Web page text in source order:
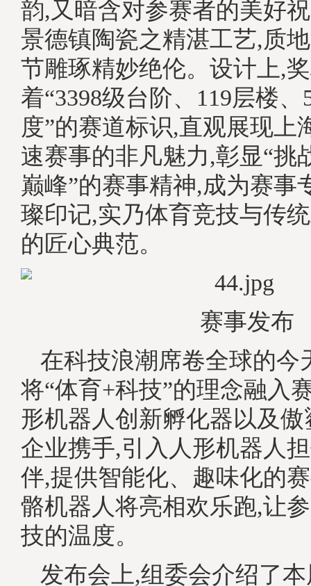
韵,又暗含对参赛者的美好
景德镇陶瓷之精湛工艺,质
节雕琢精妙绝伦。设计上,
着“3398级台阶、119层楼
度”的赛道标识,直观展现上
速赛事的非凡魅力,彰显“挑
巅峰”的赛事精神,成为赛事
璨印记,实乃体育竞技与传
的匠心典范。
赛事发布
在科技浪潮席卷全球的今
将“体育+科技”的理念融入
形机器人创新孵化器以及
企业携手,引入人形机器人
伴,提供智能化、趣味化的
骼机器人将亮相欢乐跑,让
技的温度。
发布会上,组委会介绍了